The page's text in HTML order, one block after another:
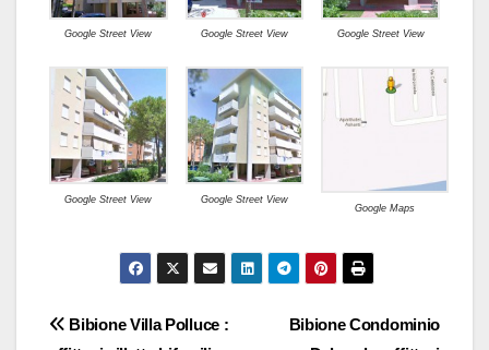
Google Street View Google Street View Google Street View
Google Street View
Google Street View
Google Maps
Navigazione
Bibione Condominio
Bibione Villa Polluce :